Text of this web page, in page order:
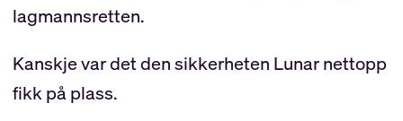
lagmannsretten.
Kanskje var det den sikkerheten Lunar nettopp
fikk på plass.